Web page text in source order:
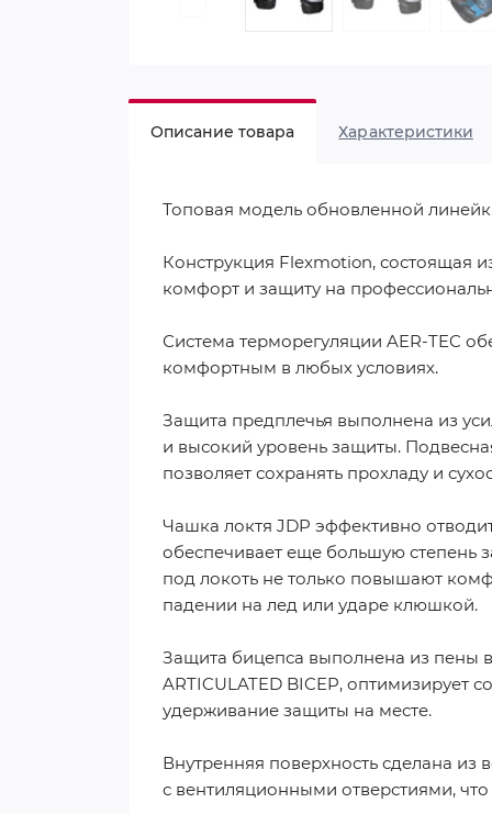
Описание товара Характеристики
Топовая модель обновленной
Конструкция Flexmotion, состоящая
комфорт и защиту на
Система терморегуляции AER-TEC
комфортным в любых условиях.
Защита предплечья выполнена из
и высокий уровень защиты.
позволяет сохранять прохладу и
Чашка локтя JDP эффективно
обеспечивает еще большую степень
под локоть не только повышают
падении на лед или ударе клюшкой.
Защита бицепса выполнена из пены
ARTICULATED BICEP,
удерживание защиты на месте.
Внутренняя поверхность сделана из
с вентиляционными отверстиями,